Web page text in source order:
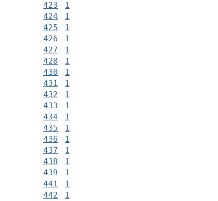
423
1
424
1
425
1
426
1
427
1
428
1
430
1
431
1
432
1
433
1
434
1
435
1
436
1
437
1
438
1
439
1
441
1
442
1